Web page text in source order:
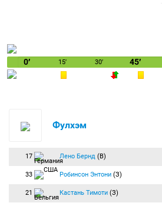
0′ 15′ 30′ 45′
Фулхэм
17 Лено Бернд (В)
33 Робинсон Энтони (З)
21 Кастань Тимоти (З)